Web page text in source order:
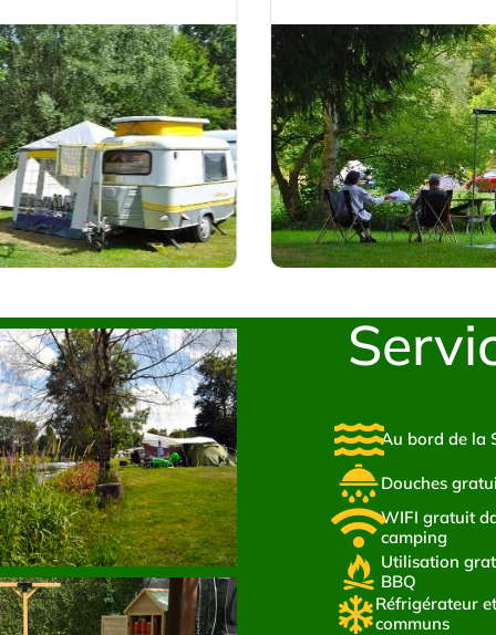
Au bord de la
Douches
WIFI gratuit
camping
Utilisation
BBQ
Réfrigérateur
communs